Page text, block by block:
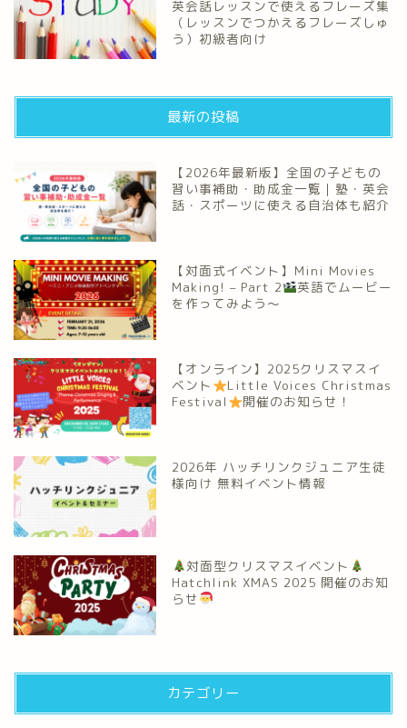
英会話レッスンで使えるフレーズ集
（レッスンでつかえるフレーズしゅ
う）初級者向け
最新の投稿
【2026年最新版】全国の子どもの
習い事補助・助成金一覧｜塾・英会
話・スポーツに使える自治体も紹介
【対面式イベント】Mini Movies
Making! – Part 2
英語でムービー
を作ってみよう～
【オンライン】2025クリスマスイ
ベント
Little Voices Christmas
Festival
開催のお知らせ！
2026年 ハッチリンクジュニア生徒
様向け 無料イベント情報
対面型クリスマスイベント
Hatchlink XMAS 2025 開催のお知
らせ
カテゴリー